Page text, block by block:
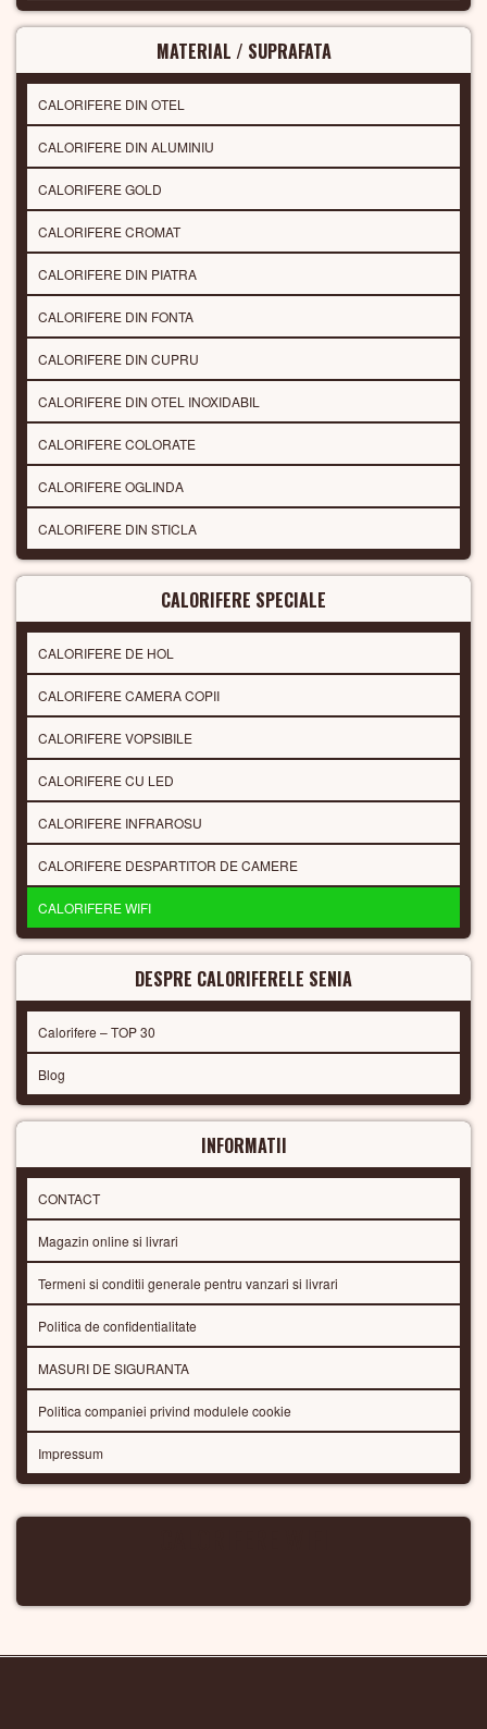
MATERIAL / SUPRAFATA
CALORIFERE DIN OTEL
CALORIFERE DIN ALUMINIU
CALORIFERE GOLD
CALORIFERE CROMAT
CALORIFERE DIN PIATRA
CALORIFERE DIN FONTA
CALORIFERE DIN CUPRU
CALORIFERE DIN OTEL INOXIDABIL
CALORIFERE COLORATE
CALORIFERE OGLINDA
CALORIFERE DIN STICLA
CALORIFERE SPECIALE
CALORIFERE DE HOL
CALORIFERE CAMERA COPII
CALORIFERE VOPSIBILE
CALORIFERE CU LED
CALORIFERE INFRAROSU
CALORIFERE DESPARTITOR DE CAMERE
CALORIFERE WIFI
DESPRE CALORIFERELE SENIA
Calorifere – TOP 30
Blog
INFORMATII
CONTACT
Magazin online si livrari
Termeni si conditii generale pentru vanzari si livrari
Politica de confidentialitate
MASURI DE SIGURANTA
Politica companiei privind modulele cookie
Impressum